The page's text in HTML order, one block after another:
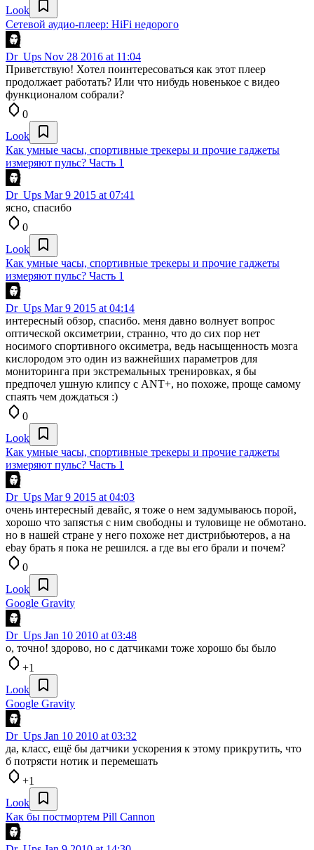
Look
Сетевой аудио-плеер: HiFi недорого
Dr_Ups Nov 28 2016 at 11:04
Приветствую! Хотел поинтересоваться как этот плеер
продолжает работать? Или что нибудь новенькое с видео
функционалом собрали?
0
Look
Как умные часы, спортивные трекеры и прочие гаджеты
измеряют пульс? Часть 1
Dr_Ups Mar 9 2015 at 07:41
ясно, спасибо
0
Look
Как умные часы, спортивные трекеры и прочие гаджеты
измеряют пульс? Часть 1
Dr_Ups Mar 9 2015 at 04:14
интересный обзор, спасибо. меня давно волнует вопрос
оптической оксиметрии, странно, что до сих пор нет
носимого спортивного оксиметра, ведь насыщенность мозга
кислородом это один из важнейших параметров для
мониторинга при экстремальных тренировках, я бы
предпочел ушную клипсу с ANT+, но похоже, проще самому
спаять чем дождаться :)
0
Look
Как умные часы, спортивные трекеры и прочие гаджеты
измеряют пульс? Часть 1
Dr_Ups Mar 9 2015 at 04:03
очень интересный девайс, я тоже о нем задумываюсь порой,
хорошо что запястья с ним свободны и туловище не обмотано.
но в нашей стране у него похоже нет дистрибьютеров, а на
ebay брать я пока не решился. а где вы его брали и почем?
0
Look
Google Gravity
Dr_Ups Jan 10 2010 at 03:48
о, точно! здорово, но с датчиками тоже хорошо бы было
+1
Look
Google Gravity
Dr_Ups Jan 10 2010 at 03:32
да, класс, ещё бы датчики ускорения к этому прикрутить, что
б потрясти нотик и перемешать
+1
Look
Как бы постмортем Pill Cannon